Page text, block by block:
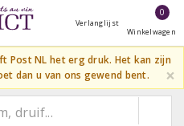
Verlanglijst
0
Winkelwagen
Post NL het erg druk. Het kan zijn
dan u van ons gewend bent.
×